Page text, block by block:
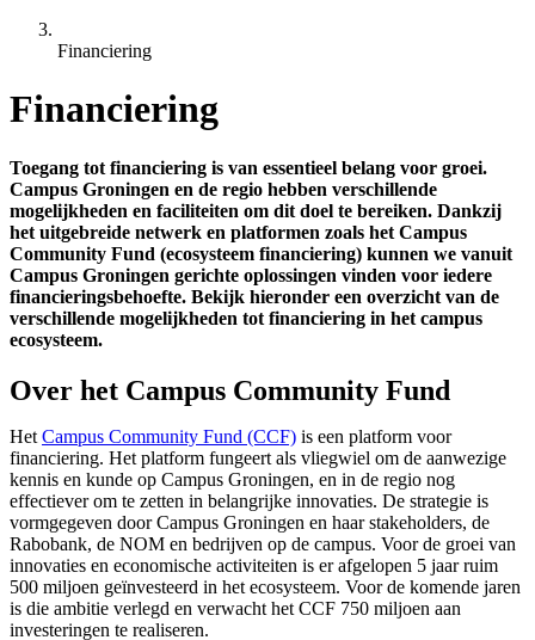
Financiering
Financiering
Toegang tot financiering is van essentieel belang voor groei.
Campus Groningen en de regio hebben verschillende
mogelijkheden en faciliteiten om dit doel te bereiken. Dankzij
het uitgebreide netwerk en platformen zoals het Campus
Community Fund (ecosysteem financiering) kunnen we vanuit
Campus Groningen gerichte oplossingen vinden voor iedere
financieringsbehoefte. Bekijk hieronder een overzicht van de
verschillende mogelijkheden tot financiering in het campus
ecosysteem.
Over het Campus Community Fund
Het Campus Community Fund (CCF) is een platform voor
financiering. Het platform fungeert als vliegwiel om de aanwezige
kennis en kunde op Campus Groningen, en in de regio nog
effectiever om te zetten in belangrijke innovaties. De strategie is
vormgegeven door Campus Groningen en haar stakeholders, de
Rabobank, de NOM en bedrijven op de campus. Voor de groei van
innovaties en economische activiteiten is er afgelopen 5 jaar ruim
500 miljoen geïnvesteerd in het ecosysteem. Voor de komende jaren
is die ambitie verlegd en verwacht het CCF 750 miljoen aan
investeringen te realiseren.